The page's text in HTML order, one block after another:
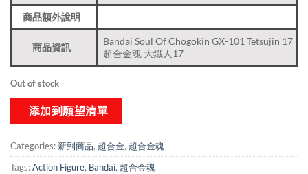
商品額外說明
商品資訊
Bandai Soul Of Chogokin GX-101 Tetsujin 17
超合金魂 大鐵人17
Out of stock
添加到願望清單
Categories: 新到商品​, 超合金, 超合金魂
Tags:Action Figure, Bandai, 超合金魂